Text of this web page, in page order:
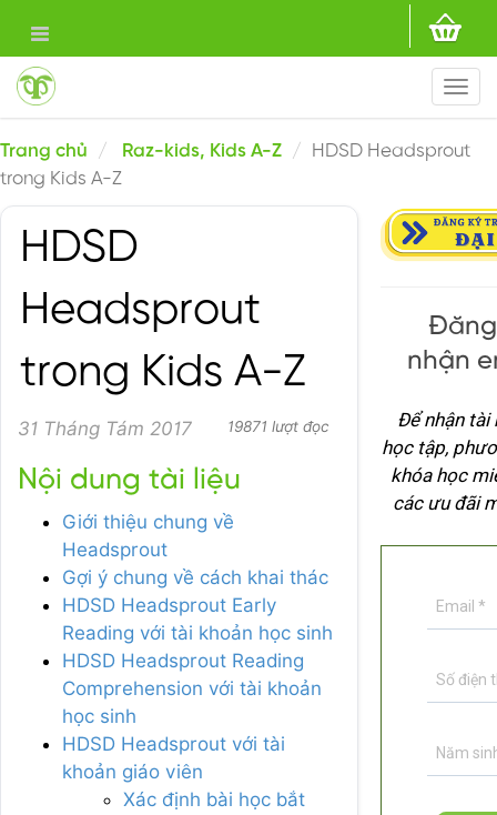
Trang chủ Raz-kids, Kids A-Z
HDSD Headsprout
trong Kids A-Z
HDSD
Headsprout
trong Kids A-Z
31 Tháng Tám 2017 19871 lượt đọc
Nội dung tài liệu
Giới thiệu chung về
Headsprout
Gợi ý chung về cách khai thác
HDSD Headsprout Early
Reading với tài khoản học sinh
HDSD Headsprout Reading
Comprehension với tài khoản
học sinh
HDSD Headsprout với tài
khoản giáo viên
Xác định bài học bắt
nhận
Để nhận tài
học tập,
khóa học
các ưu đãi